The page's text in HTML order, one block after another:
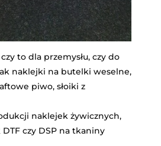
to dla przemysłu, czy do
naklejki na butelki weselne,
piwo, słoiki z
naklejek żywicznych,
czy DSP na tkaniny